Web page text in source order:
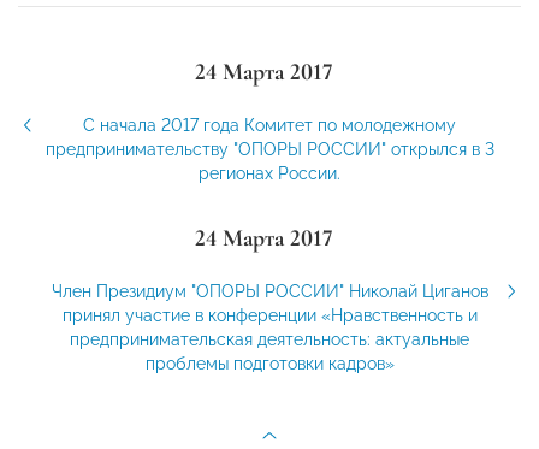
24 Марта 2017
С начала 2017 года Комитет по молодежному
предпринимательству "ОПОРЫ РОССИИ" открылся в 3
регионах России.
24 Марта 2017
Член Президиум "ОПОРЫ РОССИИ" Николай Циганов
принял участие в конференции «Нравственность и
предпринимательская деятельность: актуальные
проблемы подготовки кадров»